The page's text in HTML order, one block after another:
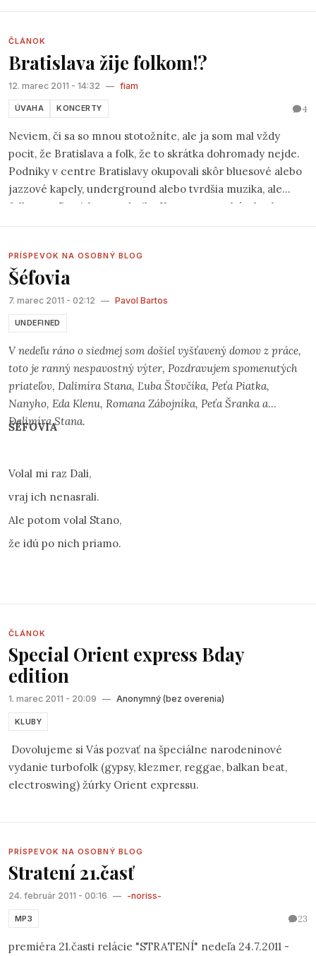
ČLÁNOK
Bratislava žije folkom!?
12. marec 2011 - 14:32 — fiam
ÚVAHA KONCERTY 4
Neviem, či sa so mnou stotožníte, ale ja som mal vždy
pocit, že Bratislava a folk, že to skrátka dohromady nejde.
Podniky v centre Bratislavy okupovali skôr bluesové alebo
jazzové kapely, underground alebo tvrdšia muzika, ale
folku sa v Bratislave nedarilo. Koncertov tu bývalo ako
PRÍSPEVOK NA OSOBNÝ BLOG
Šéfovia
7. marec 2011 - 02:12 — Pavol Bartos
UNDEFINED
V nedeľu ráno o siedmej som došiel vyšťavený domov z práce,
toto je ranný nespavostný výter, Pozdravujem spomenutých
priateľov, Dalimíra Stana, Ľuba Štovčíka, Peťa Piatka,
Nanyho, Eda Klenu, Romana Zábojníka, Peťa Šranka a
Dalimíra Stana.
ŠÉFOVIA
Volal mi raz Dali,
vraj ich nenasrali.
Ale potom volal Stano,
že idú po nich priamo.
ČLÁNOK
Special Orient express Bday
edition
1. marec 2011 - 20:09 — Anonymný (bez overenia)
KLUBY
Dovolujeme si Vás pozvať na špeciálne narodeninové
vydanie turbofolk (gypsy, klezmer, reggae, balkan beat,
electroswing) žúrky Orient expressu.
PRÍSPEVOK NA OSOBNÝ BLOG
Stratení 21.časť
24. február 2011 - 00:16 — -noriss-
MP3 23
premiéra 21.časti relácie "STRATENÍ" nedeľa 24.7.2011 -